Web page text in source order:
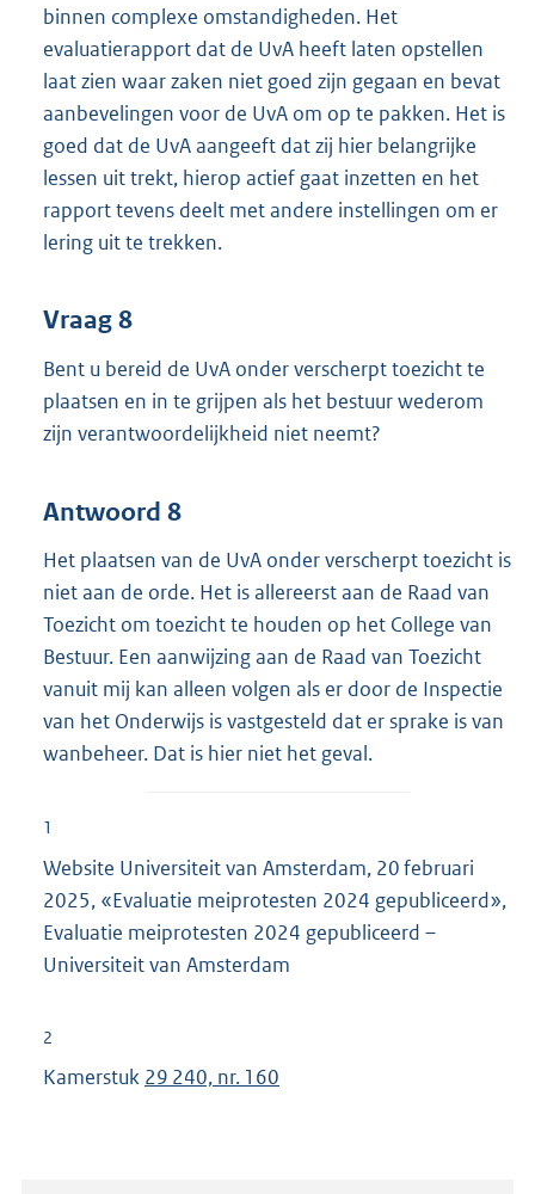
binnen complexe omstandigheden. Het
evaluatierapport dat de UvA heeft laten opstellen
laat zien waar zaken niet goed zijn gegaan en bevat
aanbevelingen voor de UvA om op te pakken. Het is
goed dat de UvA aangeeft dat zij hier belangrijke
lessen uit trekt, hierop actief gaat inzetten en het
rapport tevens deelt met andere instellingen om er
lering uit te trekken.
Vraag 8
Bent u bereid de UvA onder verscherpt toezicht te
plaatsen en in te grijpen als het bestuur wederom
zijn verantwoordelijkheid niet neemt?
Antwoord 8
Het plaatsen van de UvA onder verscherpt toezicht is
niet aan de orde. Het is allereerst aan de Raad van
Toezicht om toezicht te houden op het College van
Bestuur. Een aanwijzing aan de Raad van Toezicht
vanuit mij kan alleen volgen als er door de Inspectie
van het Onderwijs is vastgesteld dat er sprake is van
wanbeheer. Dat is hier niet het geval.
1
Website Universiteit van Amsterdam, 20 februari
2025, «Evaluatie meiprotesten 2024 gepubliceerd»,
Evaluatie meiprotesten 2024 gepubliceerd –
Universiteit van Amsterdam
2
Kamerstuk 29 240, nr. 160